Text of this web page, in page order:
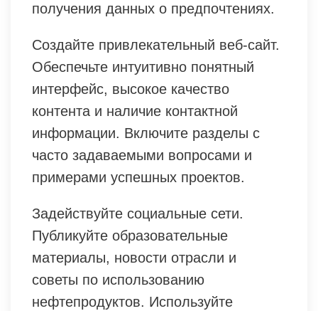
получения данных о предпочтениях.
Создайте привлекательный веб-сайт.
Обеспечьте интуитивно понятный
интерфейс, высокое качество
контента и наличие контактной
информации. Включите разделы с
часто задаваемыми вопросами и
примерами успешных проектов.
Задействуйте социальные сети.
Публикуйте образовательные
материалы, новости отрасли и
советы по использованию
нефтепродуктов. Используйте